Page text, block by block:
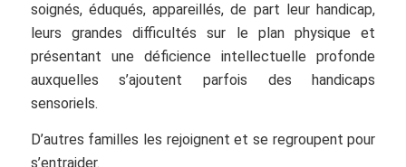
soignés, éduqués, appareillés, de part leur handicap,
leurs grandes difficultés sur le plan physique et
présentant une déficience intellectuelle profonde
auxquelles s’ajoutent parfois des handicaps
sensoriels.
D’autres familles les rejoignent et se regroupent pour
s’entraider.